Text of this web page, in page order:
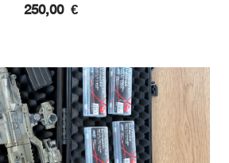
250,00 €